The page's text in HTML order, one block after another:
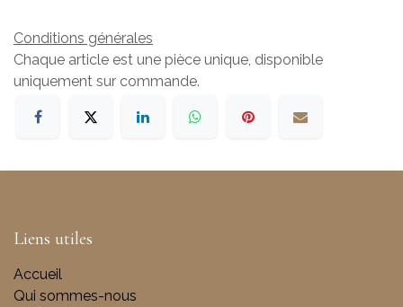
Conditions générales
Chaque article est une pièce unique, disponible
uniquement sur commande.
Liens utiles
Accueil
Qui sommes-nous